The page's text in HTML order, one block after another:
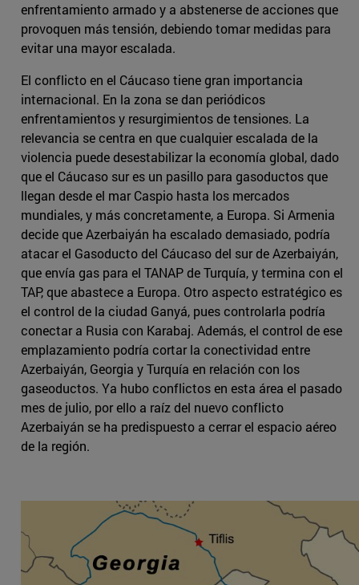
enfrentamiento armado y a abstenerse de acciones que
provoquen más tensión, debiendo tomar medidas para
evitar una mayor escalada.
El conflicto en el Cáucaso tiene gran importancia
internacional. En la zona se dan periódicos
enfrentamientos y resurgimientos de tensiones. La
relevancia se centra en que cualquier escalada de la
violencia puede desestabilizar la economía global, dado
que el Cáucaso sur es un pasillo para gasoductos que
llegan desde el mar Caspio hasta los mercados
mundiales, y más concretamente, a Europa. Si Armenia
decide que Azerbaiyán ha escalado demasiado, podría
atacar el Gasoducto del Cáucaso del sur de Azerbaiyán,
que envía gas para el TANAP de Turquía, y termina con el
TAP, que abastece a Europa. Otro aspecto estratégico es
el control de la ciudad Ganyá, pues controlarla podría
conectar a Rusia con Karabaj. Además, el control de ese
emplazamiento podría cortar la conectividad entre
Azerbaiyán, Georgia y Turquía en relación con los
gaseoductos. Ya hubo conflictos en esta área el pasado
mes de julio, por ello a raíz del nuevo conflicto
Azerbaiyán se ha predispuesto a cerrar el espacio aéreo
de la región.